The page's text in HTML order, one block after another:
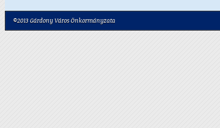
©2013 Gárdony Város Önkormányzata